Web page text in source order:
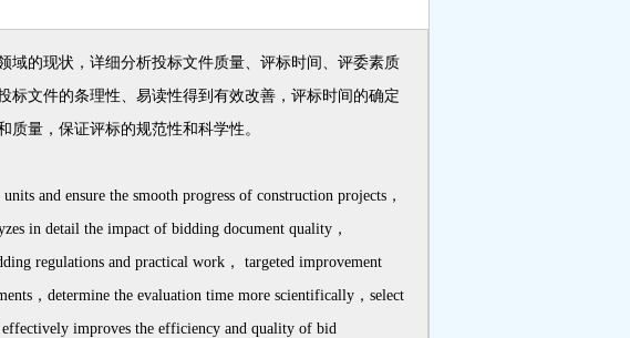
域的现状，详细分析投标文件质量、评标时间、评委素质
文件的条理性、易读性得到有效改善，评标时间的确定
量，保证评标的规范性和科学性。
and ensure the smooth progress of construction projects，
in detail the impact of bidding document quality，
regulations and practical work， targeted improvement
，determine the evaluation time more scientifically，select
improves the efficiency and quality of bid